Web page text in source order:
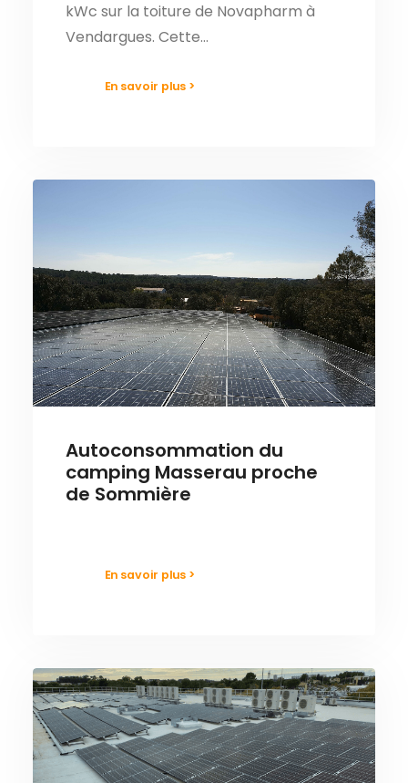
kWc sur la toiture de Novapharm à
Vendargues. Cette…
En savoir plus >
Autoconsommation du
camping Masserau proche
de Sommière
En savoir plus >